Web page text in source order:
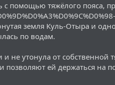
помощью тяжёлого пояса,
земля Куль-Отыра и
по водам.
и не утонула от
ей держаться на